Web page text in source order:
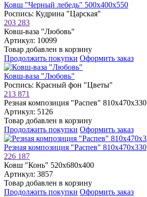
Ковш "Черный лебедь" 500х400х550
Роспись: Кудрина "Царская"
203 283
Ковш-ваза "Любовь"
Артикул: 10099
Товар добавлен в корзину
Продолжить покупки Оформить заказ
Ковш-ваза "Любовь"
Роспись: Красный фон "Цветы"
213 871
Резная композиция "Распев" 810х470х330
Артикул: 5126
Товар добавлен в корзину
Продолжить покупки Оформить заказ
Резная композиция "Распев" 810х470х330
226 187
Ковш "Конь" 520х680х400
Артикул: 3857
Товар добавлен в корзину
Продолжить покупки Оформить заказ